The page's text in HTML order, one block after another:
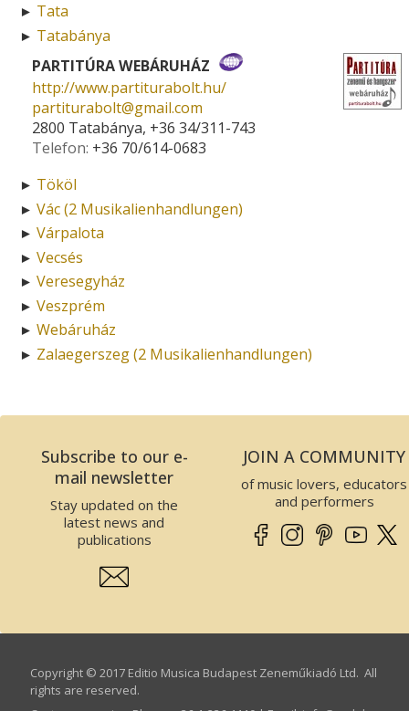
► Tata
► Tatabánya
PARTITÚRA WEBÁRUHÁZ
http://www.partiturabolt.hu/
partiturabolt­@­gmail.com
2800 Tatabánya, +36 34/311-743
Telefon: +36 70/614-0683
► Tököl
► Vác (2 Musikalienhandlungen)
► Várpalota
► Vecsés
► Veresegyház
► Veszprém
► Webáruház
► Zalaegerszeg (2 Musikalienhandlungen)
Subscribe to our e-
mail newsletter
Stay updated on the
latest news and
publications
JOIN A COMMUNITY
of music lovers, educators
and performers
Copyright © 2017 Editio Musica Budapest Zeneműkiadó Ltd. All
rights are reserved.